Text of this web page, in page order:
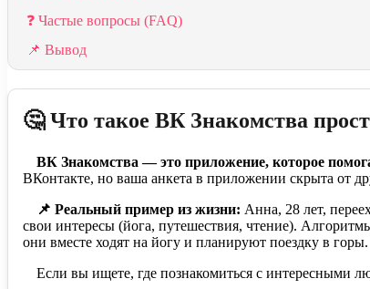
❓ Частые вопросы (FAQ)
📌 Вывод
🤔 Что такое ВК Знакомства
ВК Знакомства — это приложение, которое
ВКонтакте, но ваша анкета в приложении скрыта от
📌 Реальный пример из жизни: Анна, 28 лет,
свои интересы (йога, путешествия, чтение).
они вместе ходят на йогу и планируют поездку в горы.
Если вы ищете, где познакомиться с интересными